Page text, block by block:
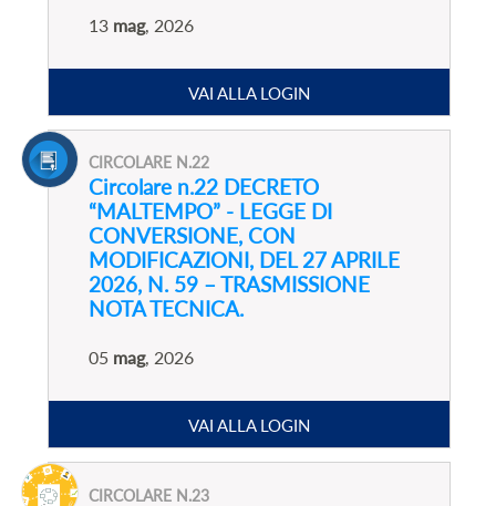
13 mag, 2026
VAI ALLA LOGIN
CIRCOLARE N.22
Circolare n.22 DECRETO
“MALTEMPO” - LEGGE DI
CONVERSIONE, CON
MODIFICAZIONI, DEL 27 APRILE
2026, N. 59 – TRASMISSIONE
NOTA TECNICA.
05 mag, 2026
VAI ALLA LOGIN
CIRCOLARE N.23